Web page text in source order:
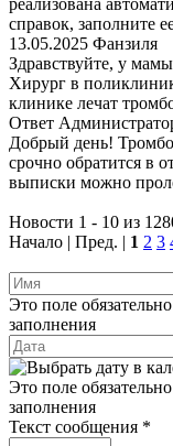
справок, заполните
13.05.2025 Фанзиля
Здравствуйте, у
Хирург в
клинике лечат
Ответ
Добрый день!
срочно обратится в
выписки можно
Новости 1 - 10 из
Начало | Пред. | 1 2 3
Это поле
заполнения
Это поле
заполнения
Текст сообщения *